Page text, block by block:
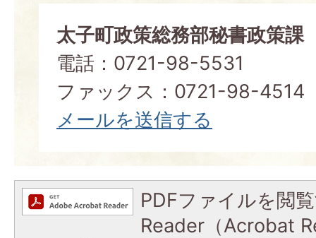
太子町政策総務部秘書政策課
電話：0721-98-5531
ファックス：0721-98-4514
メールを送信する
PDFファイルを閲
Reader（Acrobat